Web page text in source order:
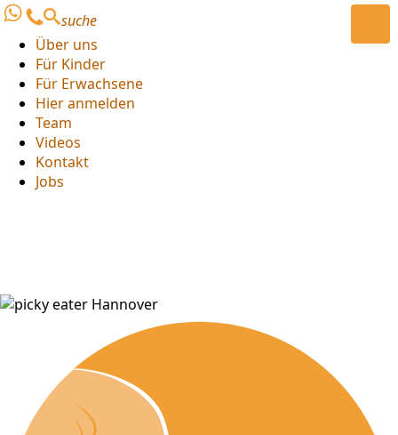
suche
Über uns
Für Kinder
Für Erwachsene
Hier anmelden
Team
Videos
Kontakt
Jobs